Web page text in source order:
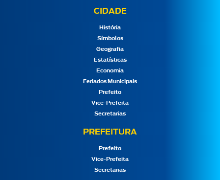
CIDADE
História
Símbolos
Geografia
Estatísticas
Economia
Feriados Municipais
Prefeito
Vice-Prefeita
Secretarias
PREFEITURA
Prefeito
Vice-Prefeita
Secretarias